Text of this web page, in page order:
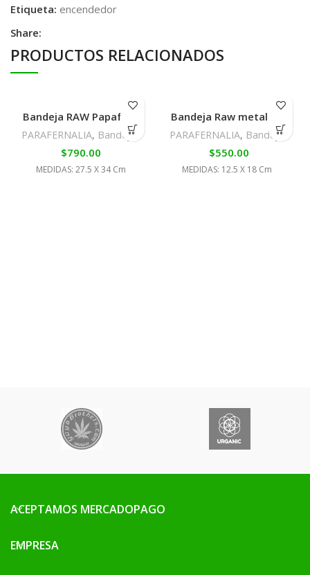
Etiqueta: encendedor
Share:
PRODUCTOS RELACIONADOS
Bandeja RAW Papafrita
PARAFERNALIA, Bandejas
$790.00
MEDIDAS: 27.5 X 34 Cm
Bandeja Raw metal girl
PARAFERNALIA, Bandejas
$550.00
MEDIDAS: 12.5 X 18 Cm
ACEPTAMOS MERCADOPAGO
EMPRESA